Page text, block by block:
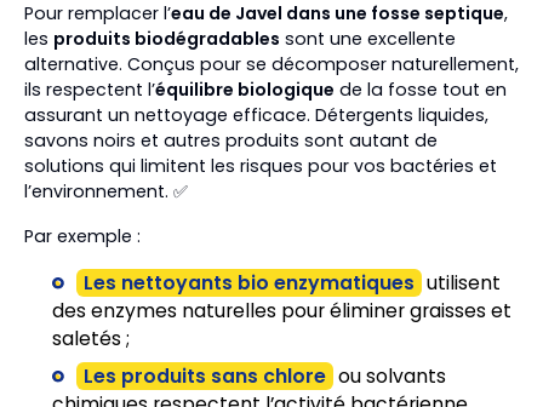
Pour remplacer l’eau de Javel dans une fosse septique,
les produits biodégradables sont une excellente
alternative. Conçus pour se décomposer naturellement,
ils respectent l’équilibre biologique de la fosse tout en
assurant un nettoyage efficace. Détergents liquides,
savons noirs et autres produits sont autant de
solutions qui limitent les risques pour vos bactéries et
l’environnement. ✅
Par exemple :
Les nettoyants bio enzymatiques utilisent
des enzymes naturelles pour éliminer graisses et
saletés ;
Les produits sans chlore ou solvants